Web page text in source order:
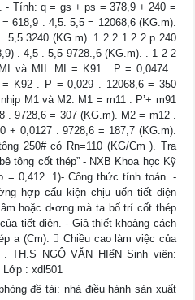
- Tính: q = gs + ps = 378,9 + 240 =
618,9 . 4,5. 5,5 = 12068,6 (KG.m).
3240 (KG.m). 1 2 2 1 2 2 p 240
. 4,5 . 5,5 9728.,6 (KG.m). . 1 2 2
và MII. MI = K91 . P = 0,0474 .
K92 . P = 0,029 . 12068,6 = 350
M1 và M2. M1 = m11 . P’+ m91
. 9728,6 = 307 (KG.m). M2 = m12 .
+ 0,0127 . 9728,6 = 187,7 (KG.m).
250# có Rn=110 (KG/Cm ). Tra
tông cốt thép” - NXB Khoa học Kỹ
= 0,412. 1)- Công thức tính toán. -
hợp cấu kiện chịu uốn tiết diện
hoặc d•ơng mà ta bố trí cốt thép
tiết diện. - Giả thiết khoảng cách
a (Cm).  Chiều cao làm việc của
TH.S NGÔ VĂN HIểN Sinh viên:
Lớp : xdl501
đề tài: nhà điều hành sản xuất